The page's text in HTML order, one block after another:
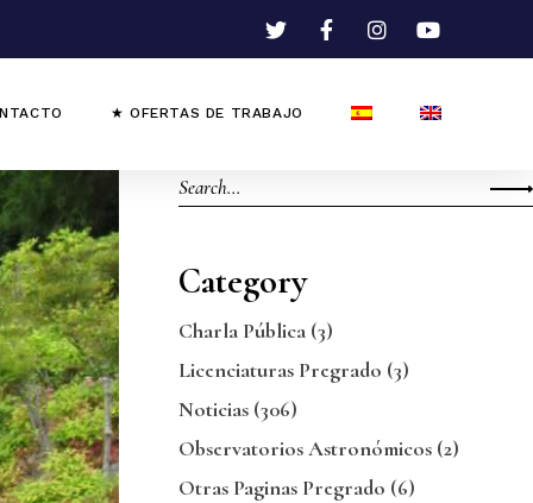
★ OFERTAS DE TRABAJO
Category
Charla Pública(3)
Licenciaturas Pregrado (3)
Noticias(306)
Observatorios Astronómicos(2)
Otras Paginas Pregrado (6)